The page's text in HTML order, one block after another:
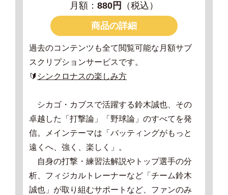
月額： 880円
（税込）
商品の詳細
過去のコンテンツも全て閲覧可能な月額サブ
スクリプションサービスです。
🔰 シンクロナスの楽しみ方
シカゴ・カブスで活躍する鈴木誠也、その
卓越した「打撃論」「野球論」のすべてを発
信。メインテーマは「バッティングがもっと
遠くへ、強く、楽しく」。
自身の打撃・練習法解説やトップ選手の分
析、フィジカルトレーナーなど「チーム鈴木
誠也」が取り組むサポートなど、ファンのみ